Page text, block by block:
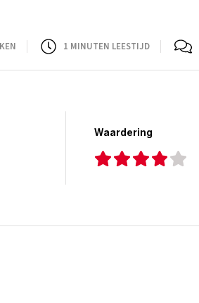
1 MINUTEN LEESTIJD
Waardering